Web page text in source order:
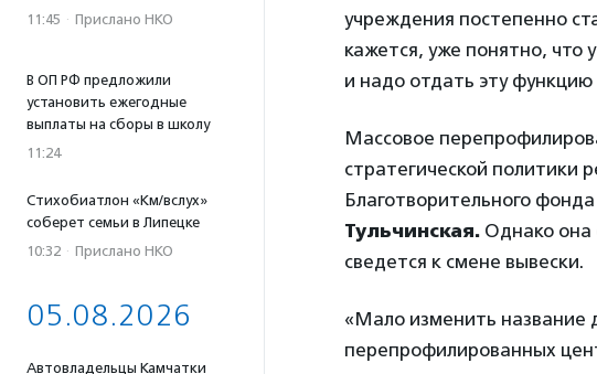
11:45 · Прислано НКО
В ОП РФ предложили
установить ежегодные
выплаты на сборы в школу
11:24
Стихобиатлон «Км/вслух»
соберет семьи в Липецке
10:32 · Прислано НКО
05.08.2026
Автовладельцы Камчатки
учреждения постепенно
кажется, уже понятно, что
и надо отдать эту функцию
Массовое
стратегической политики
Благотворительного
Тульчинская. Однако она
сведется к смене вывески.
«Мало изменить название
перепрофилированных